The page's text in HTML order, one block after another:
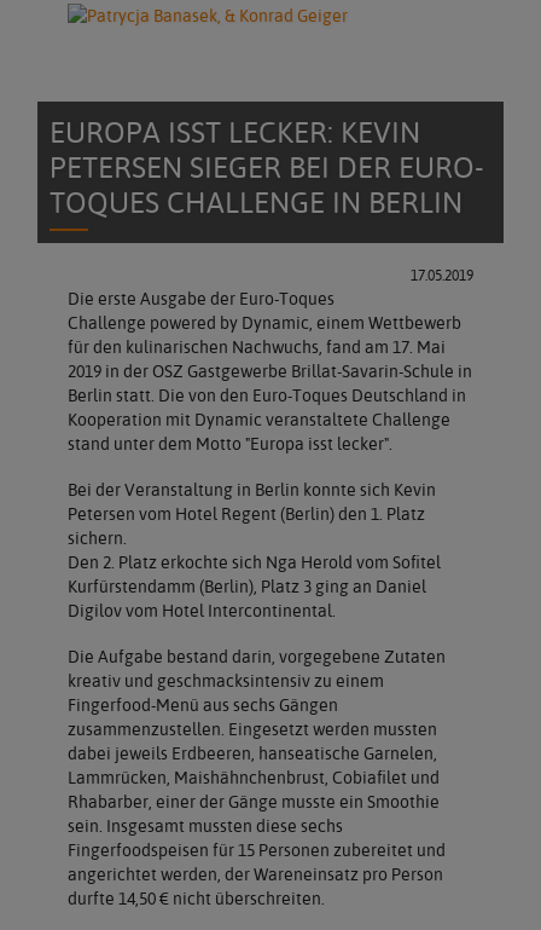
EUROPA ISST LECKER: KEVIN
PETERSEN SIEGER BEI DER EURO-
TOQUES CHALLENGE IN BERLIN
17.05.2019
Die erste Ausgabe der Euro-Toques
Challenge powered by Dynamic, einem Wettbewerb
für den kulinarischen Nachwuchs, fand am 17. Mai
2019 in der OSZ Gastgewerbe Brillat-Savarin-Schule in
Berlin statt. Die von den Euro-Toques Deutschland in
Kooperation mit Dynamic veranstaltete Challenge
stand unter dem Motto "Europa isst lecker".
Bei der Veranstaltung in Berlin konnte sich Kevin
Petersen vom Hotel Regent (Berlin) den 1. Platz
sichern.
Den 2. Platz erkochte sich Nga Herold vom Sofitel
Kurfürstendamm (Berlin), Platz 3 ging an Daniel
Digilov vom Hotel Intercontinental.
Die Aufgabe bestand darin, vorgegebene Zutaten
kreativ und geschmacksintensiv zu einem
Fingerfood-Menü aus sechs Gängen
zusammenzustellen. Eingesetzt werden mussten
dabei jeweils Erdbeeren, hanseatische Garnelen,
Lammrücken, Maishähnchenbrust, Cobiafilet und
Rhabarber, einer der Gänge musste ein Smoothie
sein. Insgesamt mussten diese sechs
Fingerfoodspeisen für 15 Personen zubereitet und
angerichtet werden, der Wareneinsatz pro Person
durfte 14,50 € nicht überschreiten.